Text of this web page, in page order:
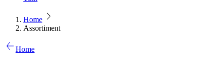
Home
Assortiment
Home